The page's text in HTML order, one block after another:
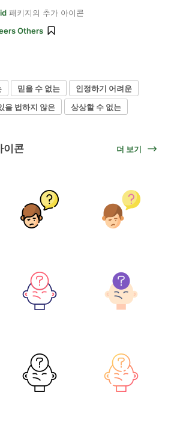
패키지의 추가 아이콘
Others
믿을 수 없는
인정하기 어려운
을 법하지 않은 상상할 수 없는
이콘 더 보기